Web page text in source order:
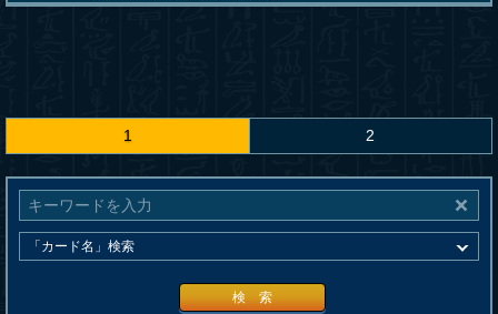
1 2
検 索